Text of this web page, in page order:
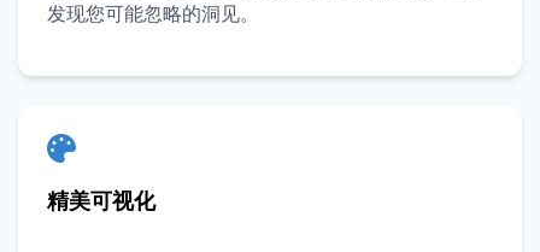
发现您可能忽略的洞见。
精美可视化